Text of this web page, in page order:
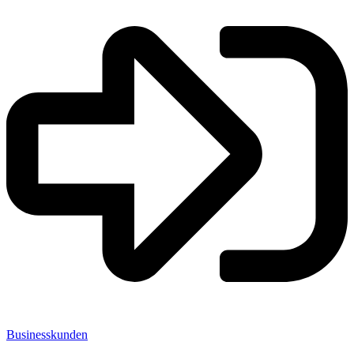
Businesskunden